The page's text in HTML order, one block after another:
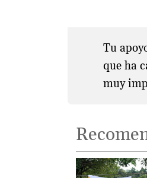
Tu
que ha
muy